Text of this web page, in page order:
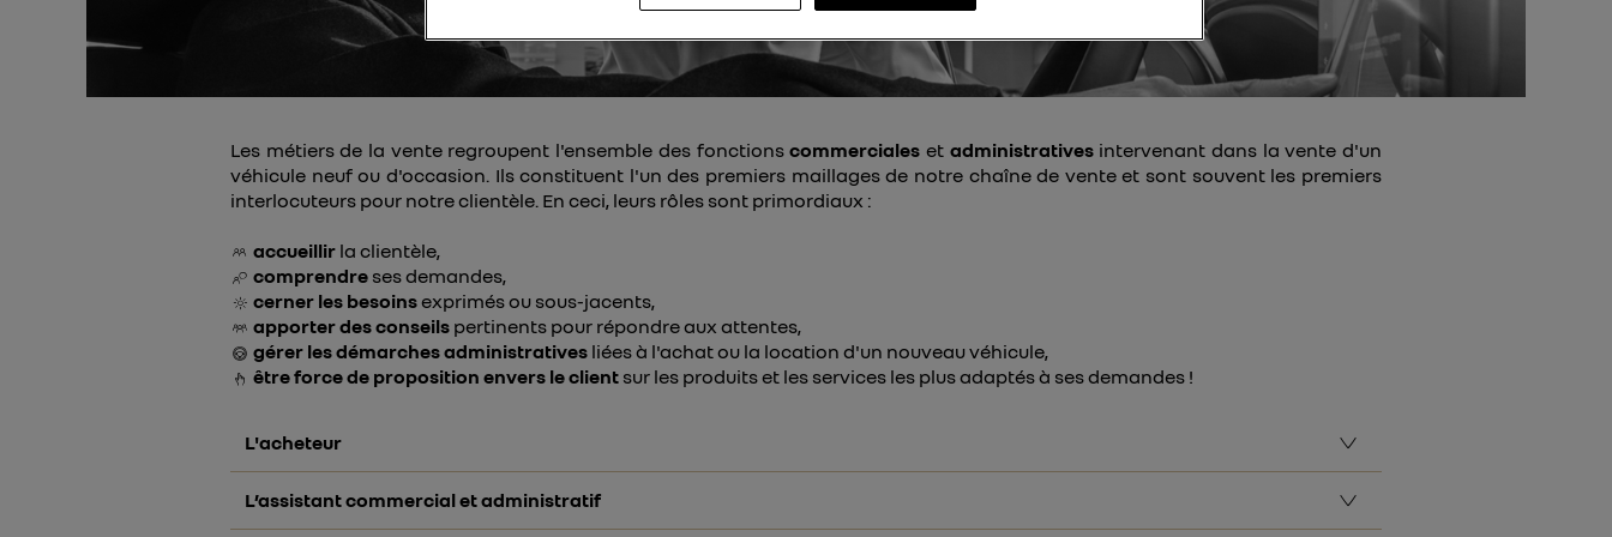
L'entretien physique
Passerelles
Nos conseils aux candidats
Les métiers de la vente regroupent l'ensemble des fonctionscommerciales et administratives intervenant dans la vente d'un
véhicule neuf ou d'occasion. Ils constituent l'un des premiers maillages de notre chaîne de vente et sont souvent les premiers
interlocuteurs pour notre clientèle. En ceci, leurs rôles sont primordiaux :
accueillir la clientèle,
comprendre ses demandes,
cerner les besoinsexprimés ou sous-jacents,
apporter des conseils pertinents pour répondre aux attentes,
gérer les démarches administratives liées à l'achat ou la location d'un nouveau véhicule,
être force de proposition envers le client sur les produits et les services les plus adaptés à ses demandes !
L'acheteur
identifie dans les différents pays de l’Union Européenne des lots de véhicules d’occasion présentant des caractéristiques
L’assistant commercial et administratif